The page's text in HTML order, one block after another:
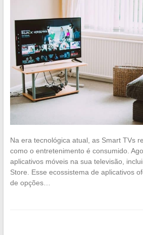
Na era tecnológica atual, as Smart TVs
como o entretenimento é consumido.
aplicativos móveis na sua televisão,
Store. Esse ecossistema de aplicativos
de opções…